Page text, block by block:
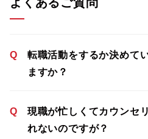
Q
転職活動をするか決めて
ますか？
Q
現職が忙しくてカウンセ
れないのですが？